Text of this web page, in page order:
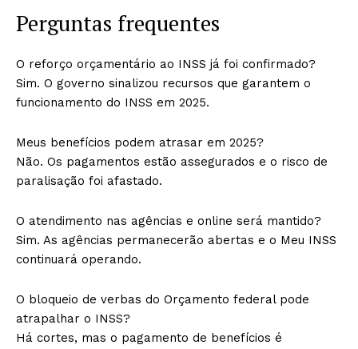
Perguntas frequentes
O reforço orçamentário ao INSS já foi confirmado?
Sim. O governo sinalizou recursos que garantem o
funcionamento do INSS em 2025.
Meus benefícios podem atrasar em 2025?
Não. Os pagamentos estão assegurados e o risco de
paralisação foi afastado.
O atendimento nas agências e online será mantido?
Sim. As agências permanecerão abertas e o Meu INSS
continuará operando.
O bloqueio de verbas do Orçamento federal pode
atrapalhar o INSS?
Há cortes, mas o pagamento de benefícios é